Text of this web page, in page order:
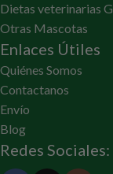
Dietas veterinarias
Otras Mascotas
Enlaces Útiles
Quiénes Somos
Contactanos
Envío
Blog
Redes Sociales: